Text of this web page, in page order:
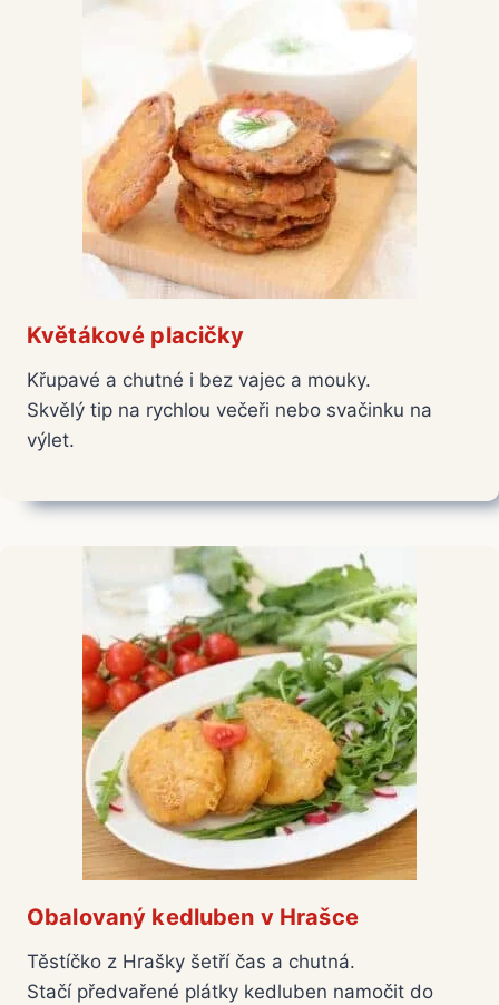
Květákové placičky
Křupavé a chutné i bez vajec a mouky.
Skvělý tip na rychlou večeři nebo svačinku na
výlet.
Obalovaný kedluben v Hrašce
Těstíčko z Hrašky šetří čas a chutná.
Stačí předvařené plátky kedluben namočit do